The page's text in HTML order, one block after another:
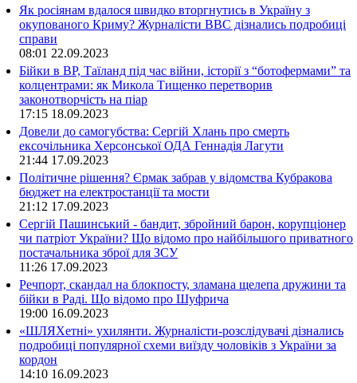
Як росіянам вдалося швидко вторгнутись в Україну з
окупованого Криму? Журналісти ВВС дізнались подробиці
справи
08:01 22.09.2023
Бійки в ВР, Таїланд під час війни, історії з “ботофермами” та
колцентрами: як Микола Тищенко перетворив
законотворчість на піар
17:15 18.09.2023
Довели до самогубства: Сергій Хлань про смерть
ексочільника Херсонської ОДА Геннадія Лагути
21:44 17.09.2023
Політичне рішення? Єрмак забрав у відомства Кубракова
бюджет на електростанції та мости
21:12 17.09.2023
Сергій Пашинський - бандит, збройний барон, корупціонер
чи патріот України? Що відомо про найбільшого приватного
постачальника зброї для ЗСУ
11:26 17.09.2023
Речпорт, скандал на блокпосту, зламана щелепа дружини та
бійки в Раді. Що відомо про Шуфрича
19:00 16.09.2023
«ШЛЯХетні» ухилянти. Журналісти-розслідувачі дізнались
подробиці популярної схеми виїзду чоловіків з України за
кордон
14:10 16.09.2023